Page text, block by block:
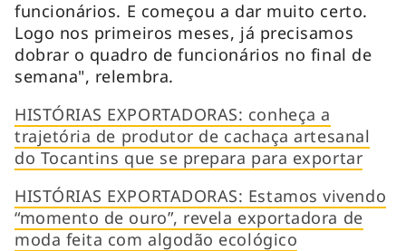
funcionários. E começou a dar muito certo.
Logo nos primeiros meses, já precisamos
dobrar o quadro de funcionários no final de
semana", relembra.
HISTÓRIAS EXPORTADORAS: conheça a
trajetória de produtor de cachaça artesanal
do Tocantins que se prepara para exportar
HISTÓRIAS EXPORTADORAS: Estamos vivendo
“momento de ouro”, revela exportadora de
moda feita com algodão ecológico